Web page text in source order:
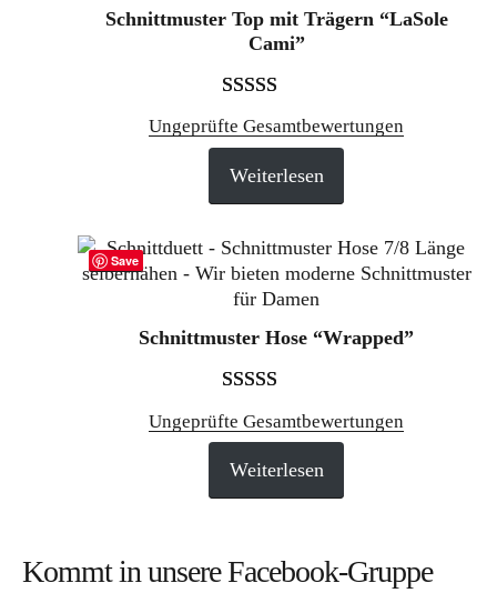
Schnittmuster Top mit Trägern “LaSole
Cami”
Bewertet mit
5.00von 5,
basierend auf
1
Kundenbewertung
Ungeprüfte Gesamtbewertungen
Weiterlesen
Schnittmuster Hose “Wrapped”
Bewertet mit
5.00von 5,
basierend auf
4
Kundenbewertungen
Ungeprüfte Gesamtbewertungen
Weiterlesen
Save
Kommt in unsere Facebook-Gruppe